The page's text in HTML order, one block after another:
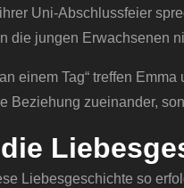
Uni-Abschlussfeier
die jungen Erwachsenen
einem Tag“ treffen
Beziehung zueinander,
Liebesgeschichte so